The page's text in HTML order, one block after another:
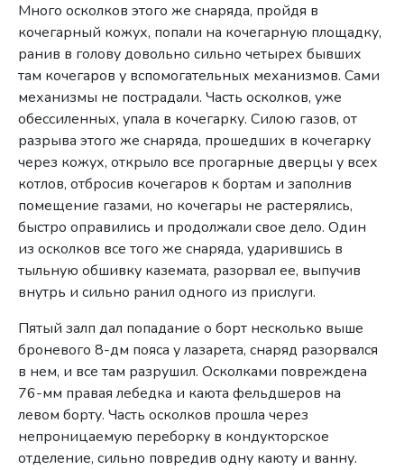
Много осколков этого же снаряда, пройдя в
кочегарный кожух, попали на кочегарную площадку,
ранив в голову доволь­но сильно четырех бывших
там кочегаров у вспомогательных механизмов. Сами
механизмы не пострадали. Часть осколков, уже
обессиленных, упала в кочегарку. Силою газов, от
разрыва этого же снаряда, прошедших в кочегарку
через кожух, откры­ло все прогарные дверцы у всех
котлов, отбросив кочегаров к бортам и заполнив
помещение газами, но кочегары не расте­рялись,
быстро оправились и продолжали свое дело. Один
из осколков все того же снаряда, ударившись в
тыльную обшивку каземата, разорвал ее, выпучив
внутрь и сильно ранил одного из прислуги.
Пятый залп дал попадание о борт несколько выше
броне­вого 8-дм пояса у лазарета, снаряд разорвался
в нем, и все там разрушил. Осколками повреждена
76-мм правая лебедка и каю­та фельдшеров на
левом борту. Часть осколков прошла через
непроницаемую переборку в кондукторское
отделение, сильно повредив одну каюту и ванну.